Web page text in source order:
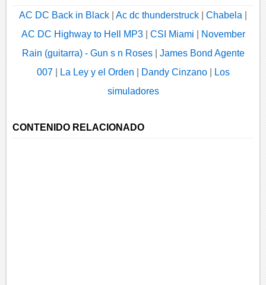
AC DC Back in Black Ac dc thunderstruck Chabela
AC DC Highway to Hell MP3| CSI Miami
November
Rain (guitarra) - Gun s n Roses| James Bond Agente
007| La Ley y el Orden Dandy Cinzano|
Los
simuladores
CONTENIDO RELACIONADO